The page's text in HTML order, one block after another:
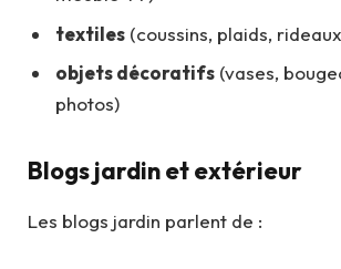
textiles (coussins, plaids,
objets décoratifs (vases,
photos)
Blogs jardin et extérieur
Les blogs jardin parlent de :